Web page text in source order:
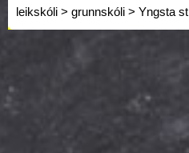
leikskóli > grunnskóli > Yngsta